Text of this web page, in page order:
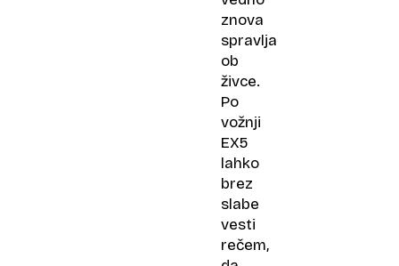
znova
spravlja
ob
živce.
Po
vožnji
EX5
lahko
brez
slabe
vesti
rečem,